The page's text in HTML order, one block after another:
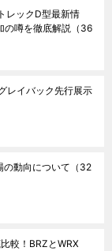
レックD型最新情
の噂を徹底解説 （36
レイバック先行展示
動向について （32
較！BRZとWRX